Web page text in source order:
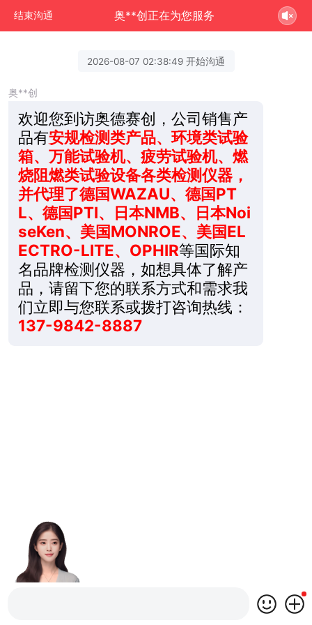
结束沟通 奥**创正在为您服务
2026-08-07 02:38:49 开始沟通
奥**创
欢迎您到访奥德赛创，公司销售产
品有安规检测类产品、环境类试验
箱、万能试验机、疲劳试验机、燃
烧阻燃类试验设备各类检测仪器，
并代理了德国WAZAU、德国PT
L、德国PTI、日本NMB、日本Noi
seKen、美国MONROE、美国EL
ECTRO-LITE、OPHIR等国际知
名品牌检测仪器，如想具体了解产
品，请留下您的联系方式和需求我
们立即与您联系或拨打咨询热线：
137-9842-8887